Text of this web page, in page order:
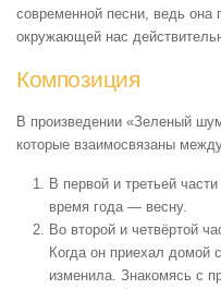
современной песни, ведь она
окружающей нас
Композиция
В произведении «Зеленый
которые взаимосвязаны
В первой и третьей
время года — весну.
Во второй и четвёртой
Когда он приехал домой
изменила. Знакомясь с